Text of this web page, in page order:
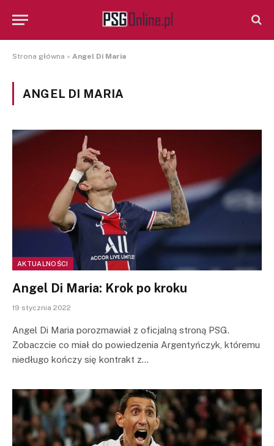
Strona główna » Angel Di Maria
ANGEL DI MARIA
AKTUALNOŚCI
Angel Di Maria: Krok po kroku
19 stycznia 2022
Angel Di Maria porozmawiał z oficjalną stroną PSG.
Zobaczcie co miał do powiedzenia Argentyńczyk, któremu
niedługo kończy się kontrakt z…